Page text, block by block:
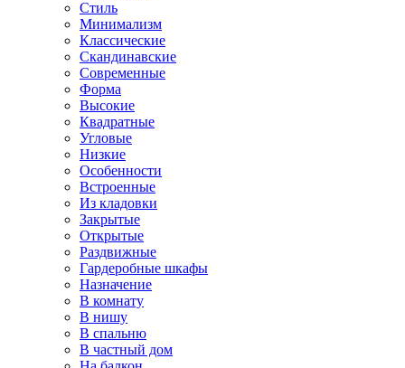
Стиль
Минимализм
Классические
Скандинавские
Современные
Форма
Высокие
Квадратные
Угловые
Низкие
Особенности
Встроенные
Из кладовки
Закрытые
Открытые
Раздвижные
Гардеробные шкафы
Назначение
В комнату
В нишу
В спальню
В частный дом